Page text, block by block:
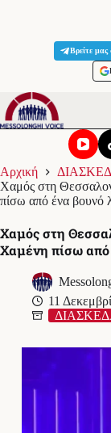
Βρείτε μας
Αρχική
Χαμός στη
πίσω από ένα βουνό
Χαμός στη
Χαμένη πίσω από
11